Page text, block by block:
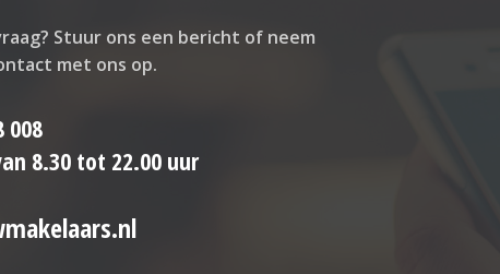
Stuur ons een bericht of neem
met ons op.
008
8.30 tot 22.00 uur